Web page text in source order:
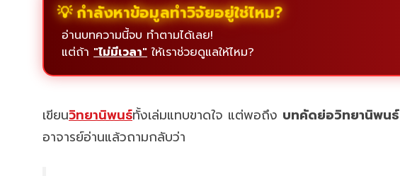
💡 กำลังหาข้อมูลทำวิจัยอยู่ใช่ไหม?
อ่านบทความนี้จบ ทำตามได้เลย!
แต่ถ้า "ไม่มีเวลา" ให้เราช่วยดูแลให้ไหม?
เขียนวิทยานิพนธ์ทั้งเล่มแทบขาดใจ แต่พอถึง บทคัดย่อวิทยานิพนธ์
อาจารย์อ่านแล้วถามกลับว่า